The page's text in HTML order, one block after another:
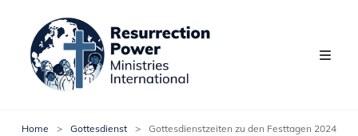
Home > Gottesdienst > Gottesdienstzeiten zu den Festtagen 2024